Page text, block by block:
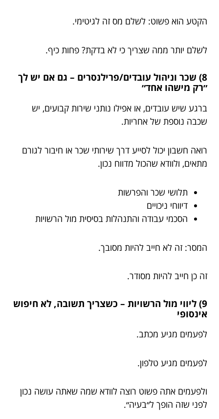
הקטע הוא פשוט: לשלם מס זה לגיטימי.
לשלם יותר ממה שצריך כי לא בדקת? פחות כיף.
8) שכר וניהול עובדים/פרילנסרים – גם אם יש לך
״רק מישהו אחד״
ברגע שיש עובדים, או אפילו נותני שירות קבועים, יש
שכבה נוספת של אחריות.
רואה חשבון יכול לסייע דרך שירותי שכר או חיבור לגורם
מתאים, ולוודא שהכול מדווח נכון.
תלושי שכר והפרשות
דיווחי ניכויים
הסכמי עבודה והתנהלות בסיסית מול הרשויות
המסר: זה לא חייב להיות מסובך.
זה כן חייב להיות מסודר.
9) ליווי מול הרשויות – כשצריך תשובה, לא חיפוש
אינסופי
לפעמים מגיע מכתב.
לפעמים מגיע טלפון.
ולפעמים אתה פשוט רוצה לוודא שמה שאתה עושה נכון
לפני שזה הופך ל״בעיה״.